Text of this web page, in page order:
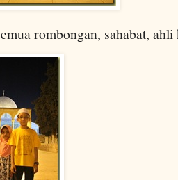
rombongan, sahabat,